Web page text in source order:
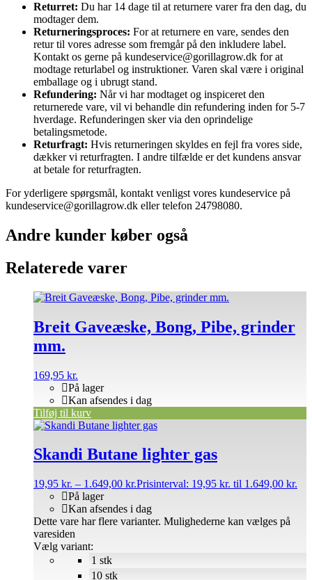
Returret: Du har 14 dage til at returnere varer fra den dag, du
modtager dem.
Returneringsproces: For at returnere en vare, sendes den
retur til vores adresse som fremgår på den inkludere label.
Kontakt os gerne på kundeservice@gorillagrow.dk for at
modtage returlabel og instruktioner. Varen skal være i original
emballage og i ubrugt stand.
Refundering: Når vi har modtaget og inspiceret den
returnerede vare, vil vi behandle din refundering inden for 5-7
hverdage. Refunderingen sker via den oprindelige
betalingsmetode.
Returfragt: Hvis returneringen skyldes en fejl fra vores side,
dækker vi returfragten. I andre tilfælde er det kundens ansvar
at betale for returfragten.
For yderligere spørgsmål, kontakt venligst vores kundeservice på
kundeservice@gorillagrow.dk eller telefon 24798080.
Andre kunder køber også
Relaterede varer
Breit Gaveæske, Bong, Pibe, grinder
mm.
169,95 kr.
På lager
Kan afsendes i dag
Tilføj til kurv
Skandi Butane lighter gas
19,95 kr. – 1.649,00 kr.Prisinterval: 19,95 kr. til 1.649,00 kr.
På lager
Kan afsendes i dag
Vælg variant:
Dette vare har flere varianter. Mulighederne kan vælges på
varesiden
1 stk
10 stk